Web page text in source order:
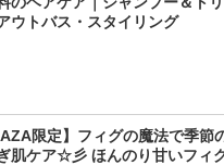
ウトバス・スタイリング
限定】フィグの魔法で季節
肌ケア☆彡 ほんのり甘いフィ